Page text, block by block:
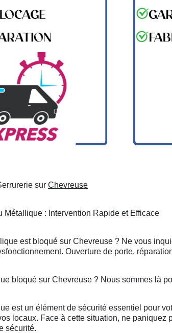
sur Chevreuse
Métallique : Intervention Rapide et Efficace
est bloqué sur Chevreuse ? Ne vous
Ouverture de porte,
bloqué sur Chevreuse ? Nous sommes là
est un élément de sécurité essentiel pour
locaux. Face à cette situation, ne
sécurité.